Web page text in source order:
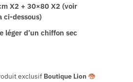
X2 + 30×80 X2 (voir
ci-dessous)
léger d’un chiffon sec
exclusif Boutique Lion